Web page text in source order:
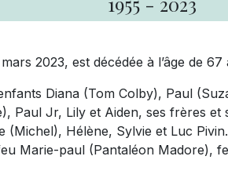
2023, est décédée à l’âge de 67
Diana (Tom Colby), Paul
Paul Jr, Lily et Aiden, ses frères
(Michel), Hélène, Sylvie et Luc
Marie-paul (Pantaléon Madore),